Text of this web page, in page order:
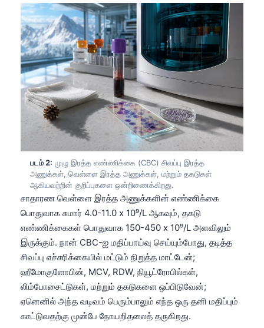
படம் 2: முழு இரத்த எண்ணிக்கை (CBC) சிவப்பு இரத்த
அணுக்கள், வெள்ளை இரத்த அணுக்கள், மற்றும் தகடுகள்
ஆகியவற்றின் குறிப்புகளை ஒன்றிணைக்கிறது.
சாதாரண வெள்ளை இரத்த அணுக்களின் எண்ணிக்கை
பொதுவாக சுமார் 4.0-11.0 x 10⁹/L ஆகவும், தகடு
எண்ணிக்கைகள் பொதுவாக 150-450 x 10⁹/L அளவிலும்
இருக்கும். நான் CBC-ஐ மதிப்பாய்வு செய்யும்போது, தடித்த
சிவப்பு எச்சரிக்கையில் மட்டும் நிறுத்த மாட்டேன்;
ஹீமோகுளோபின், MCV, RDW, நியூட்ரோபில்கள்,
லிம்போசைட்டுகள், மற்றும் தகடுகளை ஒப்பிடுவேன்;
ஏனெனில் அந்த வடிவம் பெரும்பாலும் எந்த ஒரு தனி மதிப்பும்
காட்டுவதற்கு முன்பே நோயறிதலைத் தருகிறது.